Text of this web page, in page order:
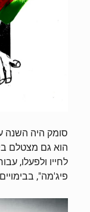
סומק היה השנה
הוא גם מצטלם
לחייו ולפעלו,
פיג'מה",